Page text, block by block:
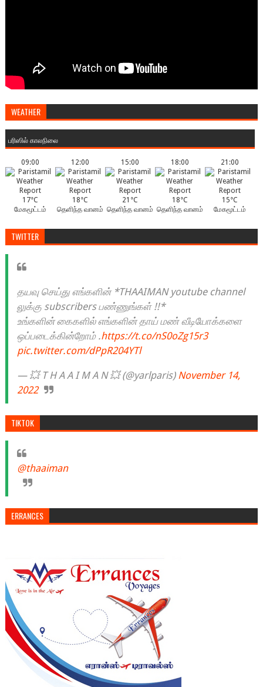
WEATHER
பரிஸில் காலநிலை
09:00
17°C
மேகமூட்டம்
12:00
18°C
தெளிந்த வானம்
15:00
21°C
தெளிந்த வானம்
18:00
18°C
தெளிந்த வானம்
21:00
15°C
மேகமூட்டம்
TWITTER
தயவு செய்து எங்களின் *THAAIMAN youtube channel
லுக்கு subscribers பண்ணுங்கள் !!*
உங்களின் கைகளில் எங்களின் தாய் மண் வீடியோக்களை
ஒப்படைக்கின்றோம் .https://t.co/nS0oZg15r3
pic.twitter.com/dPpR204YTl
— 💥 T H A A I M A N 💥 (@yarlparis) November 14,
2022
TIKTOK
@thaaiman
ERRANCES